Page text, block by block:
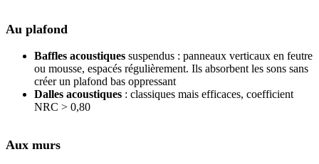
Au plafond
Baffles acoustiques suspendus : panneaux verticaux en feutre
ou mousse, espacés régulièrement. Ils absorbent les sons sans
créer un plafond bas oppressant
Dalles acoustiques : classiques mais efficaces, coefficient
NRC > 0,80
Aux murs